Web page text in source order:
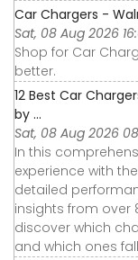
Car Chargers -
Sat, 08 Aug 2026
Shop for Car
better.
12 Best Car
by ...
Sat, 08 Aug 2026
In this
experience with
detailed
insights from over
discover which
and which ones